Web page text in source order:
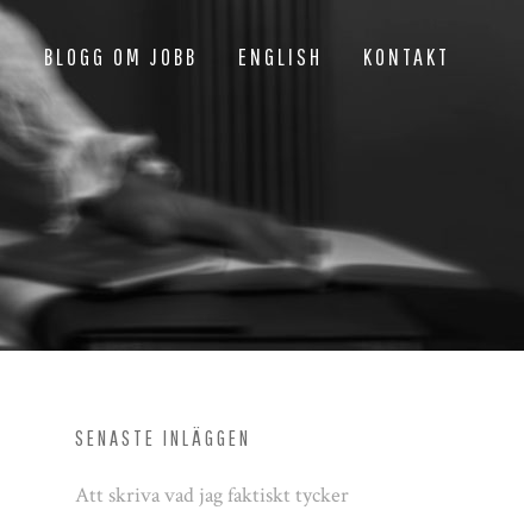
BLOGG OM JOBB ENGLISH KONTAKT
SENASTE INLÄGGEN
Att skriva vad jag faktiskt tycker